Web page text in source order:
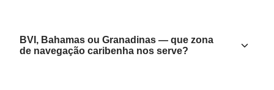
BVI, Bahamas ou Granadinas — que zona
de navegação caribenha nos serve?